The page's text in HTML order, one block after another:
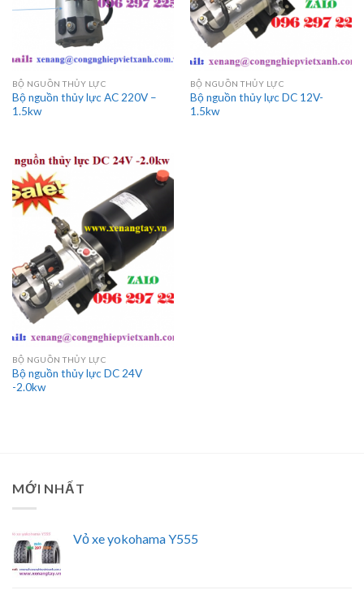
BỘ NGUỒN THỦY LỰC
Bộ nguồn thủy lực AC 220V –
1.5kw
BỘ NGUỒN THỦY LỰC
Bộ nguồn thủy lực DC 12V-
1.5kw
BỘ NGUỒN THỦY LỰC
Bộ nguồn thủy lực DC 24V
-2.0kw
MỚI NHẤT
Vỏ xe yokohama Y555